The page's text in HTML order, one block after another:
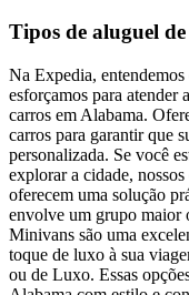
Tipos de aluguel
Na Expedia,
esforçamos para atender
carros em Alabama.
carros para garantir que
personalizada. Se você
explorar a cidade,
oferecem uma solução
envolve um grupo maior
Minivans são uma
toque de luxo à sua
ou de Luxo. Essas